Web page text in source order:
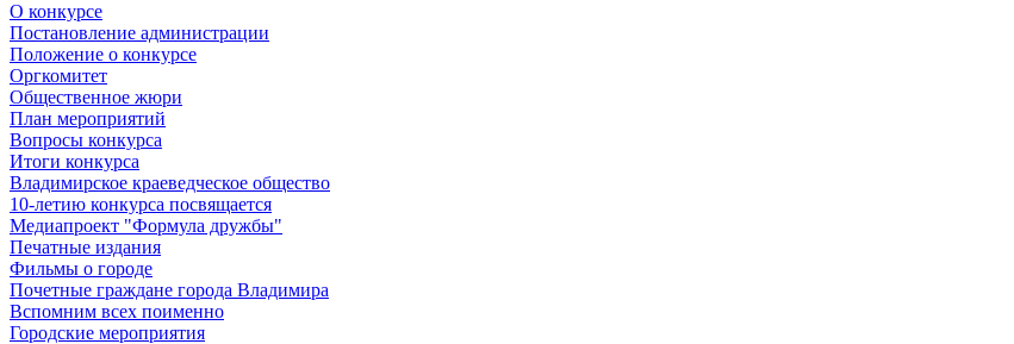
О конкурсе
Постановление администрации
Положение о конкурсе
Оргкомитет
Общественное жюри
План мероприятий
Вопросы конкурса
Итоги конкурса
Владимирское краеведческое общество
10-летию конкурса посвящается
Медиапроект "Формула дружбы"
Печатные издания
Фильмы о городе
Почетные граждане города Владимира
Вспомним всех поименно
Городские мероприятия